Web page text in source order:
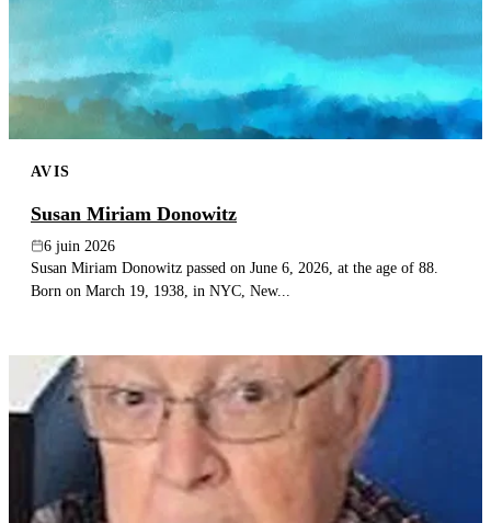
AVIS
Susan Miriam Donowitz
6 juin 2026
Susan Miriam Donowitz passed on June 6, 2026, at the age of 88.
Born on March 19, 1938, in NYC, New...